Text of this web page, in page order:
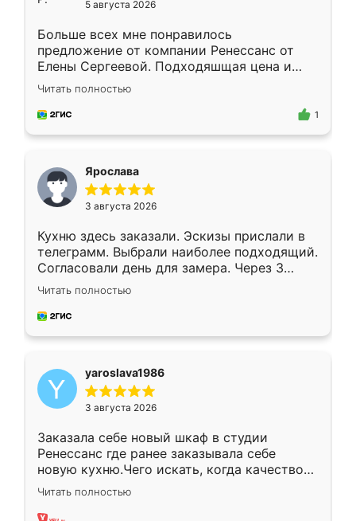
5 августа 2026
Больше всех мне понравилось
предложение от компании Ренессанс от
Елены Сергеевой. Подходяшщая цена и
короткие сроки изготовления. Приехавший
для замера сотрудник Владислав
предложил по моему эскизу самый
Читать полностью
1
Ярослава
3 августа 2026
Кухню здесь заказали. Эскизы прислали в
телеграмм. Выбрали наиболее подходящий.
Согласовали день для замера. Через 3
недели кухня была уже готова. Остались
довольны работой. Спасибо Ренессанс
мебель за качественную работу!
Читать полностью
yaroslava1986
3 августа 2026
Заказала себе новый шкаф в студии
Ренессанс где ранее заказывала себе
новую кухню.Чего искать, когда качеством
вполне довольна. Служит кухня уже почти
два года, нареканий нет.
Читать полностью